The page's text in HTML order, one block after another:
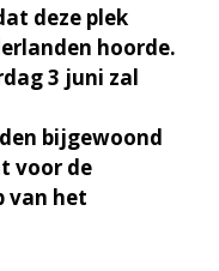
deze plek
hoorde.
3 juni zal
bijgewoond
voor de
van het